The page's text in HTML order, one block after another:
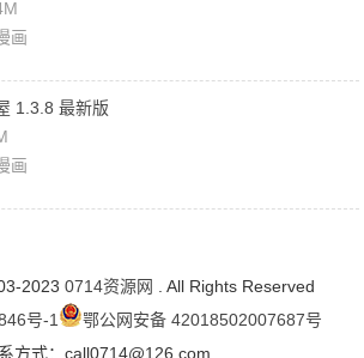
画
1.3.8 最新版
画
2023 0714资源网 . All Rights Reserved
号-1
鄂公网安备 42018502007687号
方式：call0714@126.com